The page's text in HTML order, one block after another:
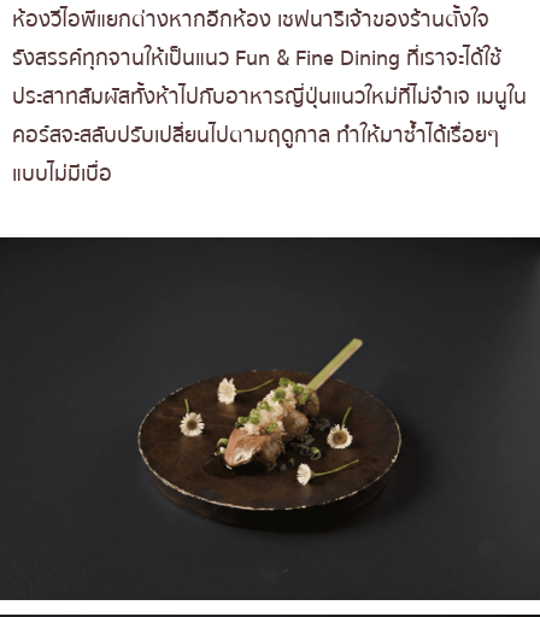
ห้องวีไอพีแยกต่างหากอีกห้อง เชฟนาริเจ้าของร้านตั้งใจ
รังสรรค์ทุกจานให้เป็นแนว Fun & Fine Dining ที่เราจะได้ใช้
ประสาทสัมผัสทั้งห้าไปกับอาหารญี่ปุ่นแนวใหม่ที่ไม่จำเจ เมนูใน
คอร์สจะสลับปรับเปลี่ยนไปตามฤดูกาล ทำให้มาซ้ำได้เรื่อยๆ
แบบไม่มีเบื่อ